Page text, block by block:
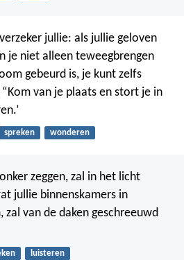
jullie: als jullie geloven
je niet alleen teweegbrengen
gebeurd is, je kunt zelfs
van je plaats en stort je in
spreken wonderen
zeggen, zal in het licht
jullie binnenskamers in
van de daken geschreeuwd
luisteren